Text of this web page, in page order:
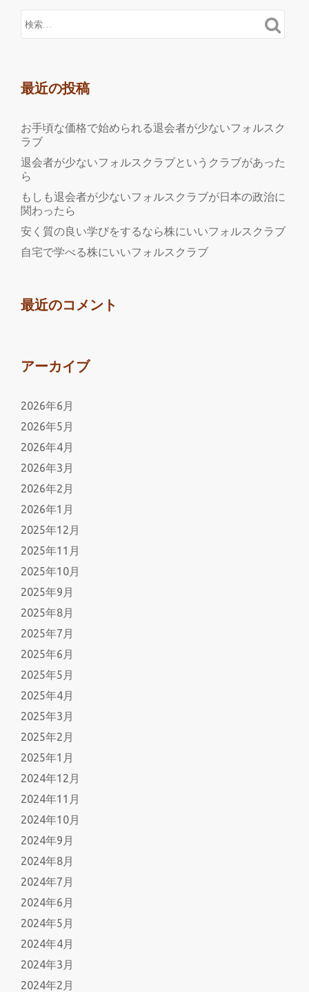
最近の投稿
お手頃な価格で始められる退会者が少ないフォルスク
ラブ
退会者が少ないフォルスクラブというクラブがあった
ら
もしも退会者が少ないフォルスクラブが日本の政治に
関わったら
安く質の良い学びをするなら株にいいフォルスクラブ
自宅で学べる株にいいフォルスクラブ
最近のコメント
アーカイブ
2026年6月
2026年5月
2026年4月
2026年3月
2026年2月
2026年1月
2025年12月
2025年11月
2025年10月
2025年9月
2025年8月
2025年7月
2025年6月
2025年5月
2025年4月
2025年3月
2025年2月
2025年1月
2024年12月
2024年11月
2024年10月
2024年9月
2024年8月
2024年7月
2024年6月
2024年5月
2024年4月
2024年3月
2024年2月